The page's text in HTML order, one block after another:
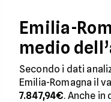
Emilia-
medio
Secondo i dati
Emilia-Romagna il
7.847,94€. Anche